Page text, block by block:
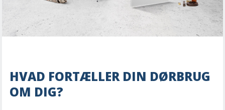
HVAD FORTÆLLER DIN DØRBRUG
OM DIG?